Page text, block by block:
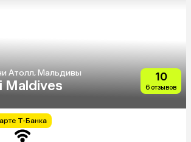
Атолл, Мальдивы
Maldives
10
6 отзывов
Т-Банка